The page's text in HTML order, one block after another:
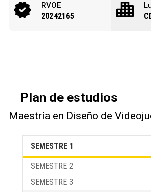
RVOE
20242165
Plan de estudios
Maestría en Diseño de
SEMESTRE 1
SEMESTRE 2
SEMESTRE 3